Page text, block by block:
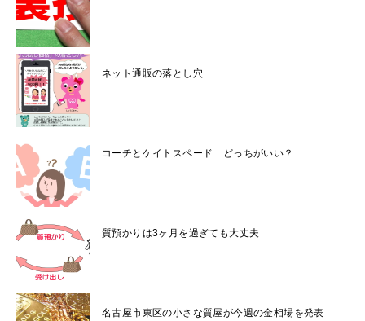
ネット通販の落とし穴
コーチとケイトスペード どっちがいい？
質預かりは3ヶ月を過ぎても大丈夫
名古屋市東区の小さな質屋が今週の金相場を発表